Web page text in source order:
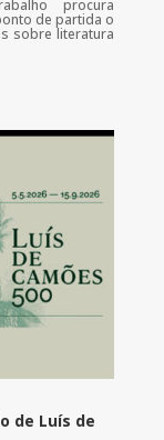
procura
de partida o
sobre literatura
de Luís de